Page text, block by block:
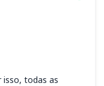
isso, todas as